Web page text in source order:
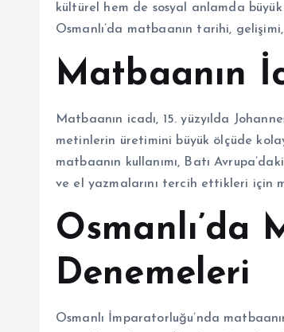
kültürel hem de sosyal anlamda
Osmanlı’da matbaanın tarihi,
Matbaanın
Matbaanın icadı, 15. yüzyılda
metinlerin üretimini büyük ölçüde
matbaanın kullanımı, Batı
ve el yazmalarını tercih ettikleri için
Osmanlı’da
Denemeleri
Osmanlı İmparatorluğu’nda